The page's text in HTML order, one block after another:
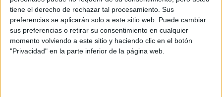
tiene el derecho de rechazar tal procesamiento. Sus
preferencias se aplicarán solo a este sitio web. Puede cambiar
sus preferencias o retirar su consentimiento en cualquier
momento volviendo a este sitio y haciendo clic en el botón
"Privacidad" en la parte inferior de la página web.